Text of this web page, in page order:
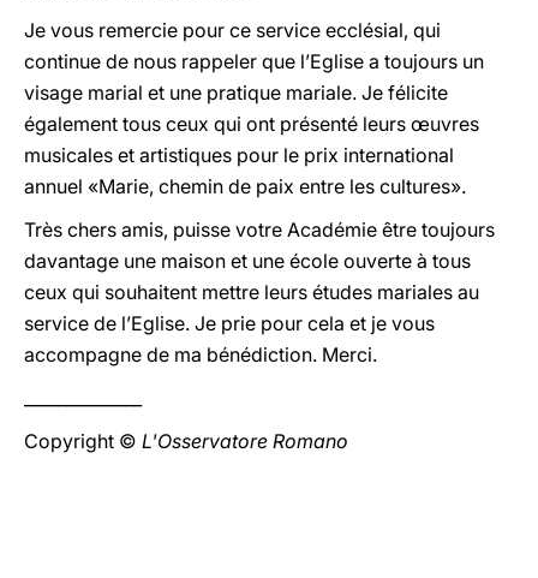
Je vous remercie pour ce service ecclésial, qui
continue de nous rappeler que l’Eglise a toujours un
visage marial et une pratique mariale. Je félicite
également tous ceux qui ont présenté leurs œuvres
musicales et artistiques pour le prix international
annuel «Marie, chemin de paix entre les cultures».
Très chers amis, puisse votre Académie être toujours
davantage une maison et une école ouverte à tous
ceux qui souhaitent mettre leurs études mariales au
service de l’Eglise. Je prie pour cela et je vous
accompagne de ma bénédiction. Merci.
Copyright © L'Osservatore Romano